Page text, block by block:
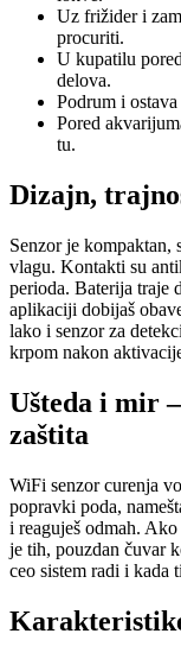
Uz frižider i
procuriti.
U kupatilu
delova.
Podrum i
Pored
tu.
Dizajn,
Senzor je
vlagu. Kontakti su
perioda. Baterija traje
aplikaciji dobijaš
lako i senzor za
krpom nakon
Ušteda i mir
zaštita
WiFi senzor curenja
popravki poda,
i reaguješ odmah.
je tih, pouzdan čuvar
ceo sistem radi i kada